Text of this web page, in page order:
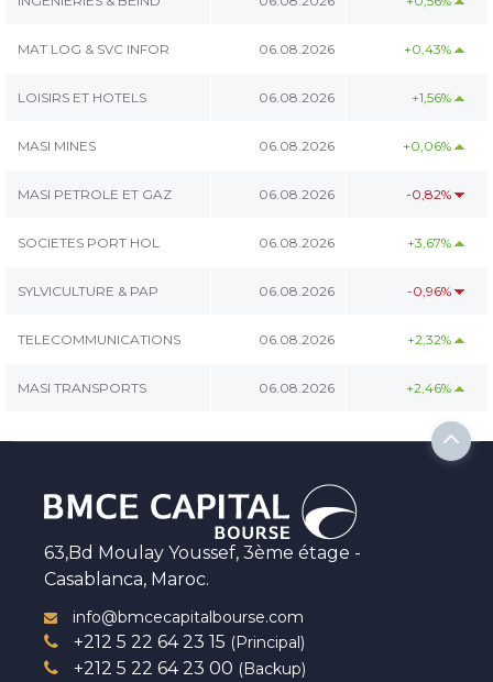
MAT LOG & SVC INFOR 06.08.2026 +0,43%
LOISIRS ET HOTELS 06.08.2026 +1,56%
MASI MINES 06.08.2026 +0,06%
MASI PETROLE ET GAZ 06.08.2026 -0,82%
SOCIETES PORT HOL 06.08.2026 +3,67%
SYLVICULTURE & PAP 06.08.2026 -0,96%
TELECOMMUNICATIONS 06.08.2026 +2,32%
MASI TRANSPORTS 06.08.2026 +2,46%
63,Bd Moulay Youssef, 3ème étage -
Casablanca, Maroc.
info@bmcecapitalbourse.com
+212 5 22 64 23 15 (Principal)
+212 5 22 64 23 00 (Backup)